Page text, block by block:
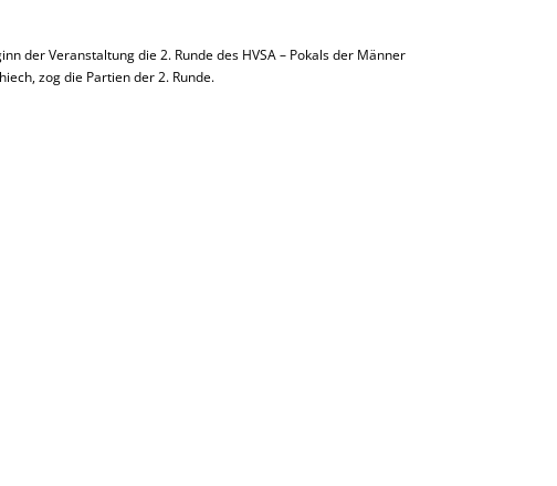
der Veranstaltung die 2. Runde des HVSA – Pokals der Männer
zog die Partien der 2. Runde.